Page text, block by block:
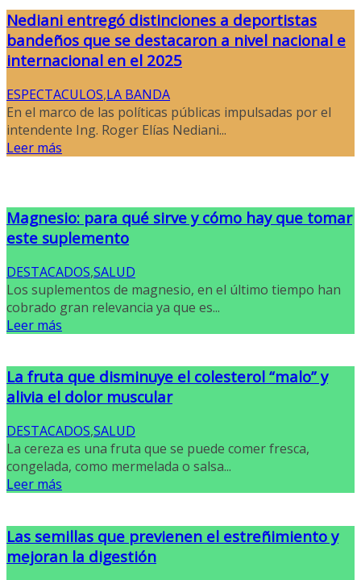
Nediani entregó distinciones a deportistas
bandeños que se destacaron a nivel nacional e
internacional en el 2025
ESPECTACULOS,LA BANDA
En el marco de las políticas públicas impulsadas por el
intendente Ing. Roger Elías Nediani...
Leer más
Magnesio: para qué sirve y cómo hay que tomar
este suplemento
DESTACADOS,SALUD
Los suplementos de magnesio, en el último tiempo han
cobrado gran relevancia ya que es...
Leer más
La fruta que disminuye el colesterol “malo” y
alivia el dolor muscular
DESTACADOS,SALUD
La cereza es una fruta que se puede comer fresca,
congelada, como mermelada o salsa...
Leer más
Las semillas que previenen el estreñimiento y
mejoran la digestión